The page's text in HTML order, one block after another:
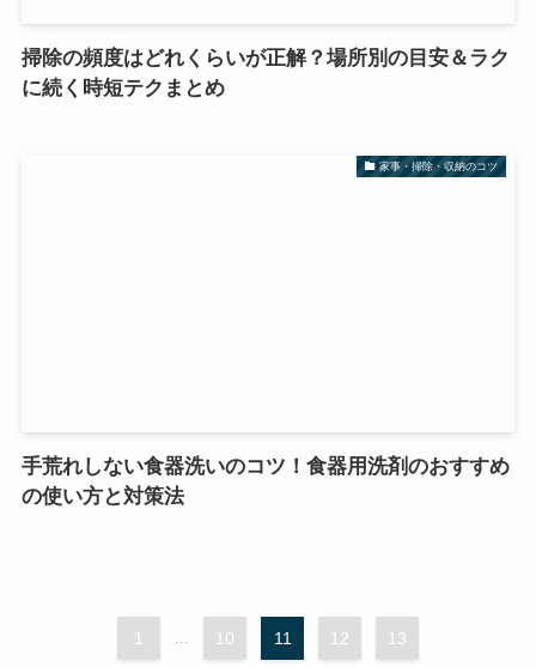
掃除の頻度はどれくらいが正解？場所別の目安＆ラク
に続く時短テクまとめ
家事・掃除・収納のコツ
手荒れしない食器洗いのコツ！食器用洗剤のおすすめ
の使い方と対策法
1 10 11 12 13